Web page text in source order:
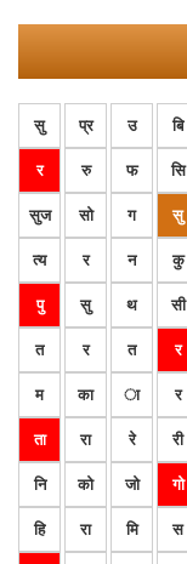
सु प्र उ बि
र रु फ सि
सुज सो ग सु
त्य र न कु
पु सु थ सी
त र त र
म का ा र
ता रा रे री
नि को जो गो
हि रा मि स